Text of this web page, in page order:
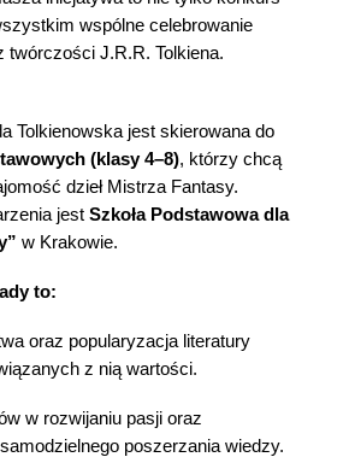
wspólne celebrowanie
twórczości J.R.R. Tolkiena.
Tolkienowska jest skierowana do
(klasy 4–8), którzy chcą
dzieł Mistrza Fantasy.
jestSzkoła Podstawowa dla
w Krakowie.
to:
oraz popularyzacja literatury
z nią wartości.
w rozwijaniu pasji oraz
poszerzania wiedzy.